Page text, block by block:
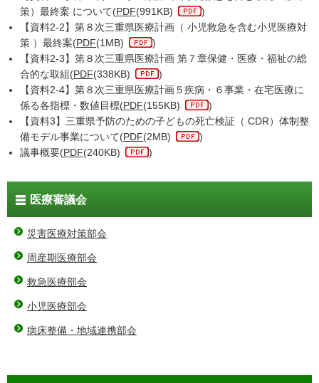
策）最終案 について(PDF(991KB)
)
【資料2-2】第８次三重県医療計画（ 小児救急を含む小児医療対
策 ）最終案(PDF(1MB)
)
【資料2-3】第８次三重県医療計画 第７章保健・医療・福祉の総
合的な取組(PDF(338KB)
)
【資料2-4】第８次三重県医療計画５疾病・６事業・在宅医療に
係る各指標・数値目標(PDF(155KB)
)
【資料3】三重県予防のための子どもの死亡検証（ CDR）体制整
備モデル事業について(PDF(2MB)
)
議事概要(PDF(240KB) )
医療審議会
災害医療対策部会
周産期医療部会
救急医療部会
小児医療部会
病床整備・地域連携部会